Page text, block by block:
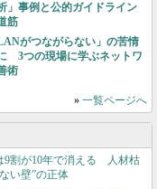
」事例と公的ガイドライン
筋
がつながらない」の苦情
3つの現場に学ぶネットワ
術
» 一覧ページへ
9割が10年で消える 人材枯
い壁”の正体